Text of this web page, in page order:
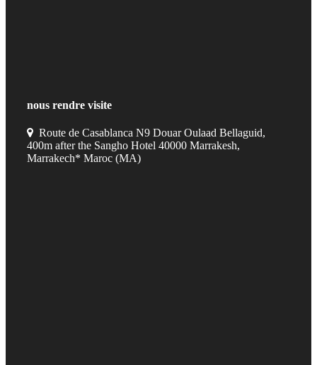
nous rendre visite
Route de Casablanca N9 Douar Oulaad Bellaguid,
400m after the Sangho Hotel 40000 Marrakesh,
Marrakech* Maroc (MA)